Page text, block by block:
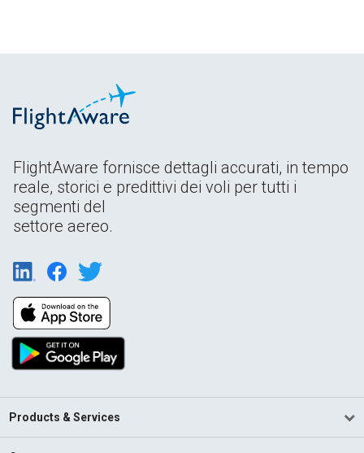
FlightAware fornisce dettagli accurati, in tempo
reale, storici e predittivi dei voli per tutti i
segmenti del
settore aereo.
Products & Services